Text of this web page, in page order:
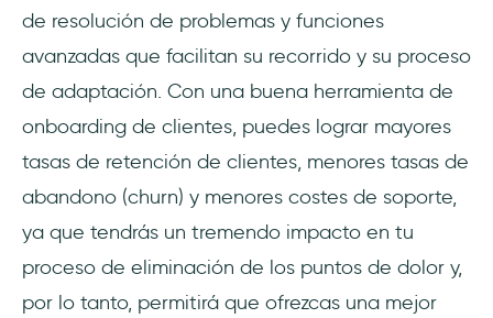
de resolución de problemas y funciones
avanzadas que facilitan su recorrido y su proceso
de adaptación. Con una buena herramienta de
onboarding de clientes, puedes lograr mayores
tasas de retención de clientes, menores tasas de
abandono (churn) y menores costes de soporte,
ya que tendrás un tremendo impacto en tu
proceso de eliminación de los puntos de dolor y,
por lo tanto, permitirá que ofrezcas una mejor